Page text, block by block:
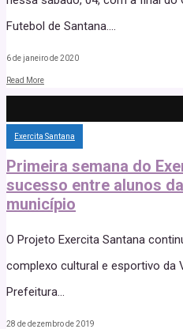
Futebol de Santana....
6 de janeiro de 2020
Read More
Exercita Santana
Primeira semana do
sucesso entre alunos
município
O Projeto Exercita Santana
complexo cultural e esportivo da
Prefeitura...
28 de dezembro de 2019